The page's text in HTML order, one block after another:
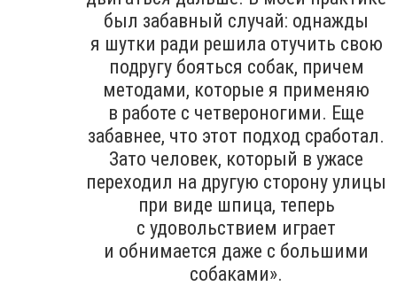
был забавный случай: однажды
я шутки ради решила отучить свою
подругу бояться собак, причем
методами, которые я применяю
в работе с четвероногими. Еще
забавнее, что этот подход сработал.
Зато человек, который в ужасе
переходил на другую сторону улицы
при виде шпица, теперь
с удовольствием играет
и обнимается даже с большими
собаками».